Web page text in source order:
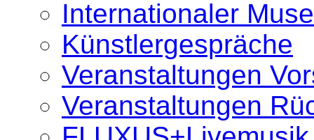
Internationaler
Künstlergespräche
Veranstaltungen
Veranstaltungen